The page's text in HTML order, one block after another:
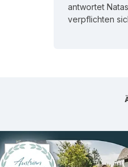
antwortet
verpflichten